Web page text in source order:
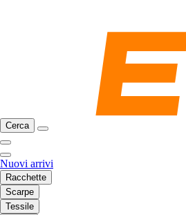
Cerca
Nuovi arrivi
Racchette
Scarpe
Tessile